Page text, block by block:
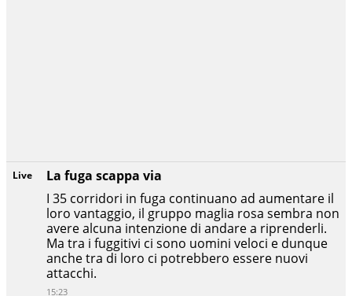
Live
La fuga scappa via
I 35 corridori in fuga continuano ad aumentare il
loro vantaggio, il gruppo maglia rosa sembra non
avere alcuna intenzione di andare a riprenderli.
Ma tra i fuggitivi ci sono uomini veloci e dunque
anche tra di loro ci potrebbero essere nuovi
attacchi.
15:23